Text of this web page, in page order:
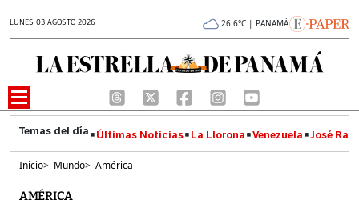
LUNES 03 AGOSTO 2026 26.6°C | PANAMÁ
Últimas Noticias La Llorona Venezuela José
Inicio> Mundo> América
AMÉRICA